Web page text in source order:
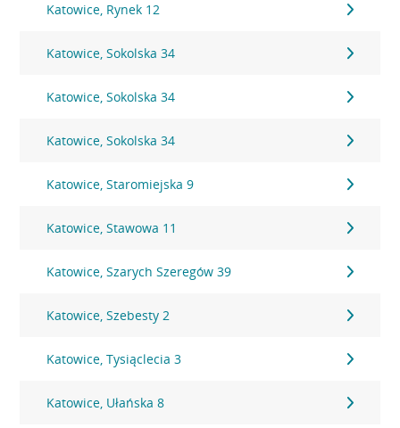
Katowice, Rynek 12
Katowice, Sokolska 34
Katowice, Sokolska 34
Katowice, Sokolska 34
Katowice, Staromiejska 9
Katowice, Stawowa 11
Katowice, Szarych Szeregów 39
Katowice, Szebesty 2
Katowice, Tysiąclecia 3
Katowice, Ułańska 8